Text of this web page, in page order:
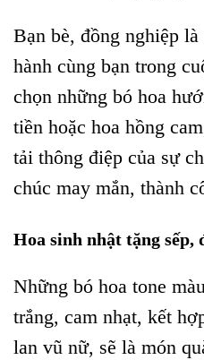
Bạn bè, đồng nghiệp
hành cùng bạn trong
chọn những bó hoa
tiền hoặc hoa hồng
tải thông điệp của sự
chúc may mắn, thành
Hoa sinh nhật tặng sếp,
Những bó hoa tone
trắng, cam nhạt, kết
lan vũ nữ, sẽ là món